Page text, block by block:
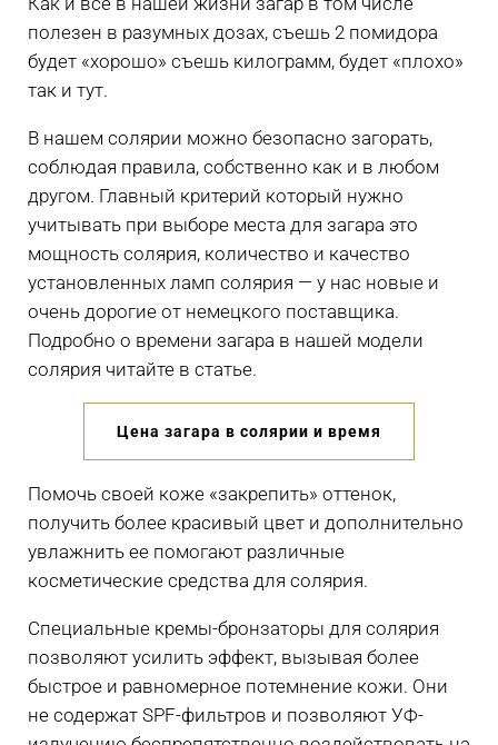
полезен в разумных дозах, съешь 2 помидора
будет «хорошо» съешь килограмм, будет «плохо»
так и тут.
В нашем солярии можно безопасно загорать,
соблюдая правила, собственно как и в любом
другом. Главный критерий который нужно
учитывать при выборе места для загара это
мощность солярия, количество и качество
установленных ламп солярия — у нас новые и
очень дорогие от немецкого поставщика.
Подробно о времени загара в нашей модели
солярия читайте в статье.
Цена загара в солярии и время
Помочь своей коже «закрепить» оттенок,
получить более красивый цвет и дополнительно
увлажнить ее помогают различные
косметические средства для солярия.
Специальные кремы-бронзаторы для солярия
позволяют усилить эффект, вызывая более
быстрое и равномерное потемнение кожи. Они
не содержат SPF-фильтров и позволяют УФ-